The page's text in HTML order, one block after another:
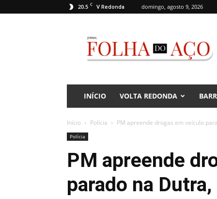
20.5 C V Redonda domingo, agosto 9, 2026
Folha
do
Aço
INÍCIO VOLTA REDONDA
Início Polícia PM apreende drogas em veículo
Polícia
PM apreende
parado na